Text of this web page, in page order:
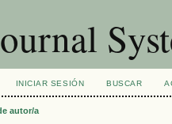
INICIAR SESIÓN BUSCAR
autor/a